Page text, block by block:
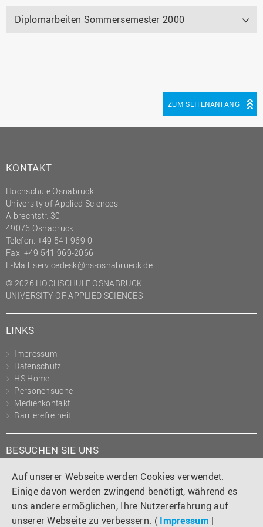
Auf unserer Webseite werden Cookies verwendet.
Einige davon werden zwingend benötigt, während es
uns andere ermöglichen, Ihre Nutzererfahrung auf
unserer Webseite zu verbessern. ( Impressum |
Diplomarbeiten Sommersemester 2000
ZUM SEITENANFANG
KONTAKT
Hochschule Osnabrück
University of Applied Sciences
Albrechtstr. 30
49076 Osnabrück
Telefon: +49 541 969-0
Fax: +49 541 969-2066
E-Mail: servicedesk@hs-osnabrueck.de
© 2026 HOCHSCHULE OSNABRÜCK
UNIVERSITY OF APPLIED SCIENCES
LINKS
Impressum
Datenschutz
HS Home
Personensuche
Medienkontakt
Barrierefreiheit
BESUCHEN SIE UNS
Instagram
TiktokLinkedIn
YouTube
Facebook